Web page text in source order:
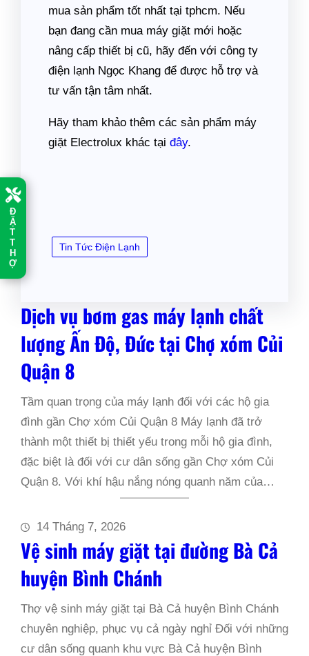
Đ
Ặ
T
T
H
Ợ
mua sản phẩm tốt nhất tại tphcm. Nếu
bạn đang cần mua máy giặt mới hoặc
nâng cấp thiết bị cũ, hãy đến với công ty
điện lạnh Ngọc Khang để được hỗ trợ và
tư vấn tận tâm nhất.
Hãy tham khảo thêm các sản phẩm máy
giặt Electrolux khác tại đây.
Tin Tức Điện Lạnh
Dịch vụ bơm gas máy lạnh chất
lượng Ấn Độ, Đức tại Chợ xóm Củi
Quận 8
Tầm quan trọng của máy lạnh đối với các hộ gia
đình gần Chợ xóm Củi Quận 8 Máy lạnh đã trở
thành một thiết bị thiết yếu trong mỗi hộ gia đình,
đặc biệt là đối với cư dân sống gần Chợ xóm Củi
Quận 8. Với khí hậu nắng nóng quanh năm của…
14 Tháng 7, 2026
Vệ sinh máy giặt tại đường Bà Cả
huyện Bình Chánh
Thợ vệ sinh máy giặt tại Bà Cả huyện Bình Chánh
chuyên nghiệp, phục vụ cả ngày nghỉ Đối với những
cư dân sống quanh khu vực Bà Cả huyện Bình